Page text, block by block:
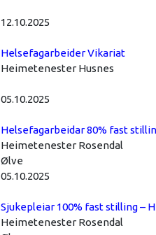
12.10.2025
Helsefagarbeider Vikariat
Heimetenester Husnes
05.10.2025
Helsefagarbeidar 80% fast
Heimetenester Rosendal
Ølve
05.10.2025
Sjukepleiar 100% fast stilling –
Heimetenester Rosendal